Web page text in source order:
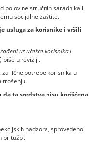
polovine stručnih saradnika i
socijalne zaštite.
usluga za korisnike i vršili
uz učešće korisnika i
piše u reviziji.
za lične potrebe korisnika u
trošenju.
ta sredstva nisu korišćena
nadzora, sprovedeno
pritužbi.